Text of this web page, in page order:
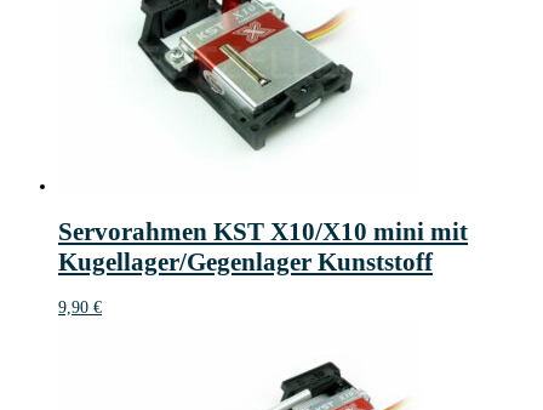
Servorahmen KST X10/X10 mini mit
Kugellager/Gegenlager Kunststoff
9,90 €